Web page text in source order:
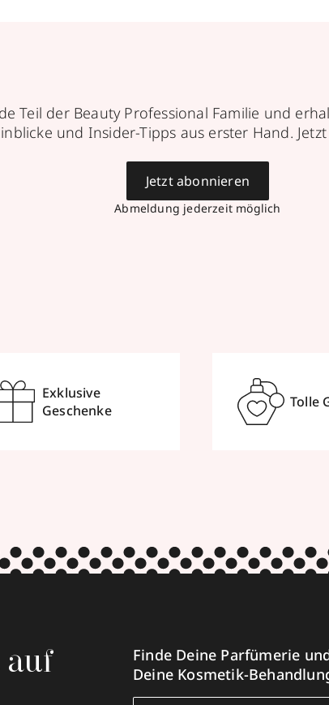
Teil der Beauty Professional Familie und
und Insider-Tipps aus erster Hand.
Abmeldung jederzeit möglich
Jetzt abonnieren
Exklusive
Geschenke
Tolle
auf
Finde Deine Parfümerie
Deine Kosmetik-